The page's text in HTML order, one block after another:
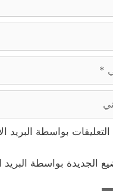
بواسطة البريد
الجديدة بواسطة البريد